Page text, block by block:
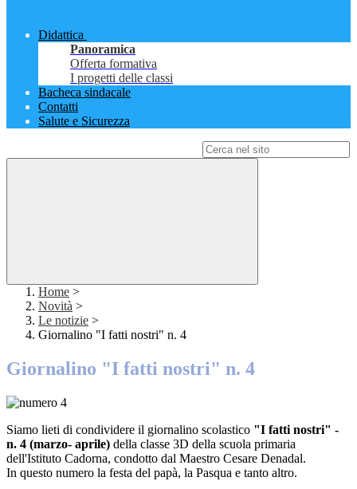
Didattica
Panoramica
Offerta formativa
I progetti delle classi
Bacheca sindacale
Contatti
Salute e Sicurezza
Home >
Novità >
Le notizie >
Giornalino "I fatti nostri" n. 4
Giornalino "I fatti nostri" n. 4
Siamo lieti di condividere il giornalino scolastico "I fatti nostri" -
n. 4 (marzo- aprile) della classe 3D della scuola primaria
dell'Istituto Cadorna, condotto dal Maestro Cesare Denadal.
In questo numero la festa del papà, la Pasqua e tanto altro.